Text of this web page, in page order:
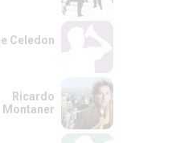
Celedon
Ricardo
Montaner